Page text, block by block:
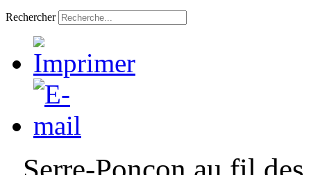
Rechercher